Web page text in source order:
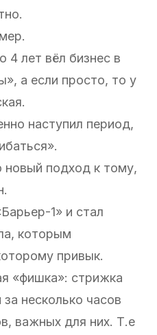
4 лет вёл бизнес в
а если просто, то у
наступил период,
подход к тому,
1» и стал
которым
привык.
«фишка»: стрижка
несколько часов
важных для них. Т.е